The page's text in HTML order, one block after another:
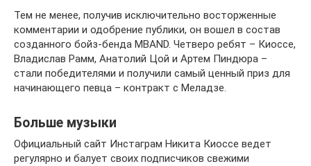
Тем не менее, получив исключительно восторженные
комментарии и одобрение публики, он вошел в состав
созданного бойз-бенда MBAND. Четверо ребят – Киоссе,
Владислав Рамм, Анатолий Цой и Артем Пиндюра –
стали победителями и получили самый ценный приз для
начинающего певца – контракт с Меладзе.
Больше музыки
Официальный сайт Инстаграм Никита Киоссе ведет
регулярно и балует своих подписчиков свежими